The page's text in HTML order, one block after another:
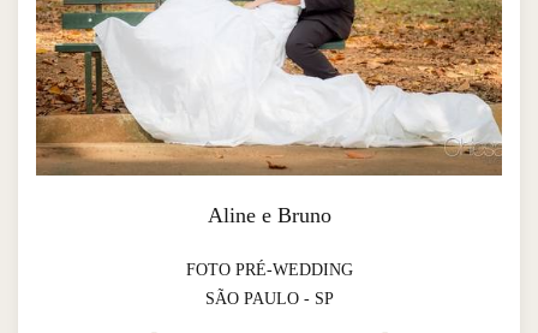
Aline e Bruno
FOTO PRÉ-WEDDING
SÃO PAULO - SP